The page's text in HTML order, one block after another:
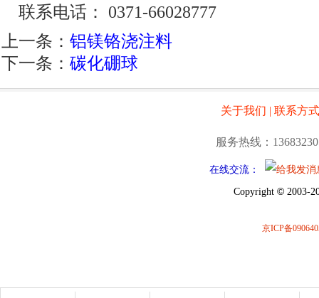
联系电话：
0371-66028777
上一条： 铝镁铬浇注料
下一条： 碳化硼球
关于我们 | 联系方式
服务热线：
在线交流：
Copyright © 2003-
京ICP备